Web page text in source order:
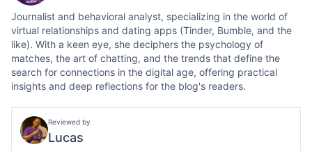
Journalist and behavioral analyst, specializing in the world of
virtual relationships and dating apps (Tinder, Bumble, and the
like). With a keen eye, she deciphers the psychology of
matches, the art of chatting, and the trends that define the
search for connections in the digital age, offering practical
insights and deep reflections for the blog's readers.
Reviewed by
Lucas